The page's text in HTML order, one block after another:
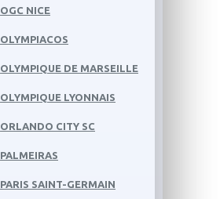
OGC NICE
OLYMPIACOS
OLYMPIQUE DE MARSEILLE
OLYMPIQUE LYONNAIS
ORLANDO CITY SC
PALMEIRAS
PARIS SAINT-GERMAIN